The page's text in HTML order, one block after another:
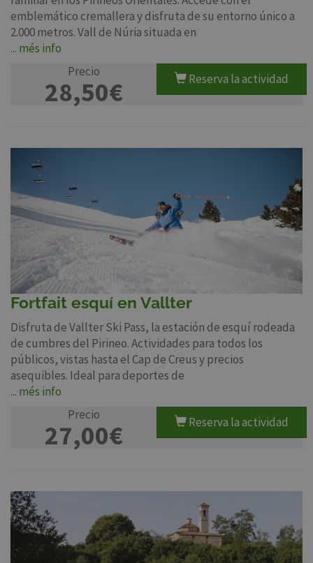
emblemático cremallera y disfruta de su entorno único a
2.000 metros. Vall de Núria situada en
... més info
Precio
28,50€ Reserva la actividad
Fortfait esquí en Vallter
Disfruta de Vallter Ski Pass, la estación de esquí rodeada
de cumbres del Pirineo. Actividades para todos los
públicos, vistas hasta el Cap de Creus y precios
asequibles. Ideal para deportes de
... més info
Precio
27,00€ Reserva la actividad